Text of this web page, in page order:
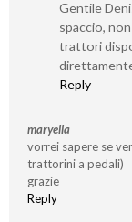
Gentile
spaccio,
trattori
Reply
maryella
vorrei sapere se
trattorini a pedali)
grazie
Reply